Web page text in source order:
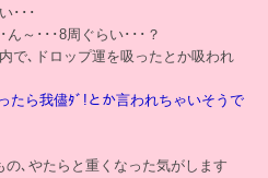
･･･
～･･･8周ぐらい･･･？
で､ドロップ運を吸ったとか吸われ
たら我儘ﾀﾞ!とか言われちゃいそうで
､やたらと重くなった気がします